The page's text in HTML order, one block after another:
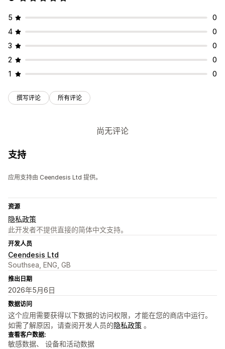
5
0
4
0
3
0
2
0
1
0
撰写评论 所有评论
尚无评论
支持
应用支持由 Ceendesis Ltd 提供。
资源
隐私政策
此开发者不提供直接的简体中文支持。
开发人员
Ceendesis Ltd
Southsea, ENG, GB
推出日期
2026年5月6日
数据访问
这个应用需要获得以下数据的访问权限，才能在您的商店中运行。
如需了解原因，请查阅开发人员的隐私政策 。
查看客户数据:
敏感数据、 设备和活动数据